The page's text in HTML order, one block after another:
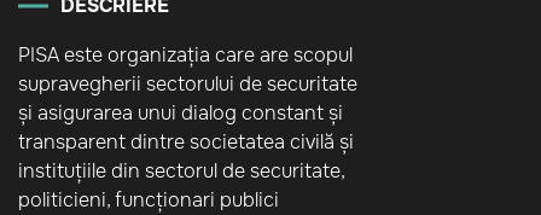
DESCRIERE
PISA este organizația care are scopul
supravegherii sectorului de securitate
și asigurarea unui dialog constant și
transparent dintre societatea civilă și
instituțiile din sectorul de securitate,
politicieni, funcționari publici